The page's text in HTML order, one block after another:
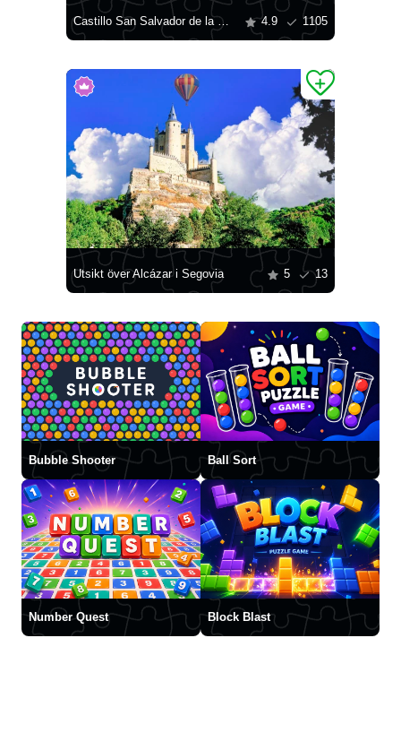
Castillo San Salvador de la Punta 4.9 1105
Utsikt över Alcázar i Segovia 5 13
Bubble Shooter Ball Sort
Number Quest Block Blast